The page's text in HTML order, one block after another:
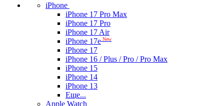
iPhone
iPhone 17 Pro Max
iPhone 17 Pro
iPhone 17 Air
iPhone 17e New
iPhone 17
iPhone 16 / Plus / Pro / Pro Max
iPhone 15
iPhone 14
iPhone 13
Еще...
Apple Watch